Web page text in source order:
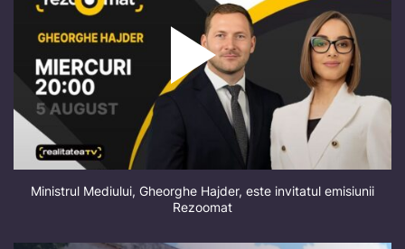
Ministrul Mediului, Gheorghe Hajder, este invitatul emisiunii
Rezoomat